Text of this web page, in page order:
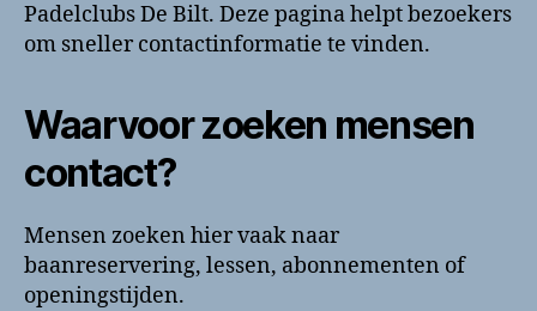
Padelclubs De Bilt. Deze pagina helpt bezoekers
om sneller contactinformatie te vinden.
Waarvoor zoeken mensen
contact?
Mensen zoeken hier vaak naar
baanreservering, lessen, abonnementen of
openingstijden.